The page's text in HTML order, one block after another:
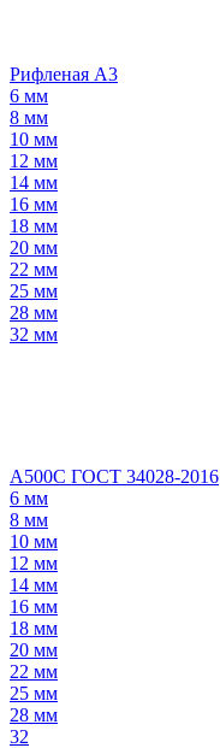
Рифленая А3
6 мм
8 мм
10 мм
12 мм
14 мм
16 мм
18 мм
20 мм
22 мм
25 мм
28 мм
32 мм
А500С ГОСТ 34028-2016
6 мм
8 мм
10 мм
12 мм
14 мм
16 мм
18 мм
20 мм
22 мм
25 мм
28 мм
32